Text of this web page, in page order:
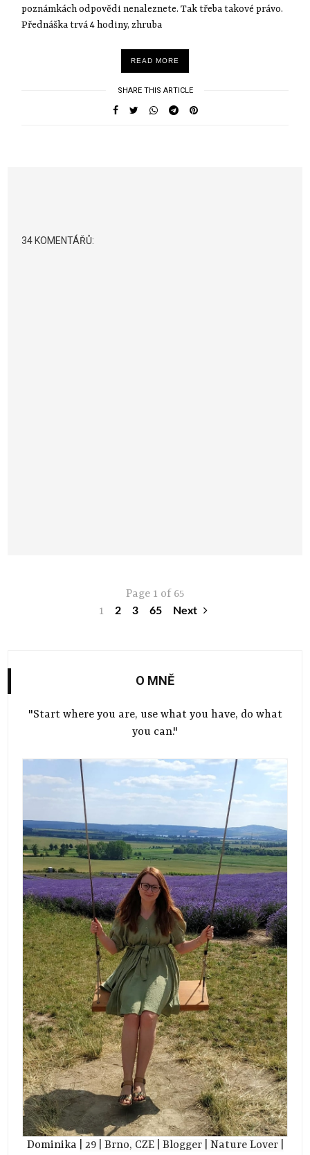
poznámkách odpovědi nenaleznete. Tak třeba takové právo.
Přednáška trvá 4 hodiny, zhruba
READ MORE
SHARE THIS ARTICLE
34 KOMENTÁŘŮ:
Page 1 of 65
1
2 3 65 Next
O MNĚ
"Start where you are, use what you have, do what
you can."
Dominika | 29 | Brno, CZE | Blogger | Nature Lover